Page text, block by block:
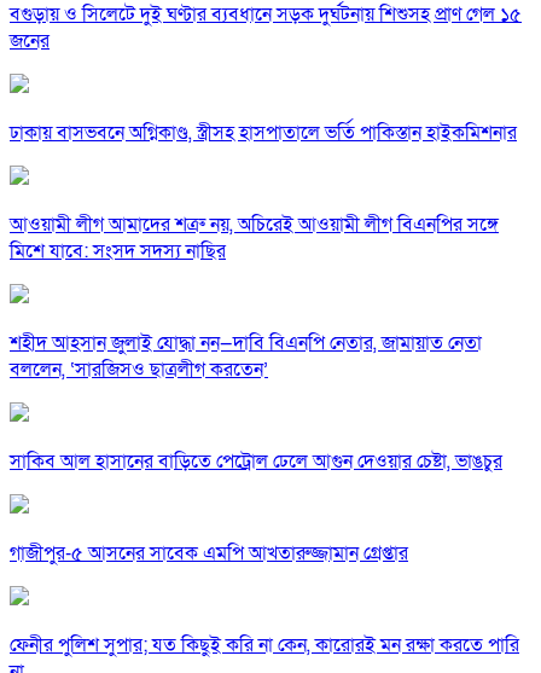
বগুড়ায় ও সিলেটে দুই ঘণ্টার ব্যবধানে সড়ক দুর্ঘটনায় শিশুসহ প্রাণ গেল ১৫
জনের
ঢাকায় বাসভবনে অগ্নিকাণ্ড, স্ত্রীসহ হাসপাতালে ভর্তি পাকিস্তান হাইকমিশনার
আওয়ামী লীগ আমাদের শত্রু নয়, অচিরেই আওয়ামী লীগ বিএনপির সঙ্গে
মিশে যাবে: সংসদ সদস্য নাছির
শহীদ আহসান জুলাই যোদ্ধা নন—দাবি বিএনপি নেতার, জামায়াত নেতা
বললেন, ‘সারজিসও ছাত্রলীগ করতেন’
সাকিব আল হাসানের বাড়িতে পেট্রোল ঢেলে আগুন দেওয়ার চেষ্টা, ভাঙচুর
গাজীপুর-৫ আসনের সাবেক এমপি আখতারুজ্জামান গ্রেপ্তার
ফেনীর পুলিশ সুপার; যত কিছুই করি না কেন, কারোরই মন রক্ষা করতে পারি